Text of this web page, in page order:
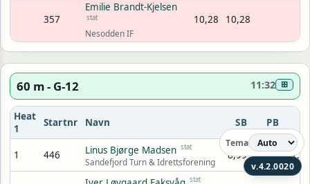
357
Emilie Brandt-Kjelsen
stat
Nesodden IF
10,28 10,28
60 m - G-12 11:32 ⊞
Heat
1
Startnr Navn SB PB
1 446 Linus Bjørge Madsen stat
Sandefjord Turn & Idrettsforening
8,99 8,99 +1.4
stat
v.4.2.0020
Tema